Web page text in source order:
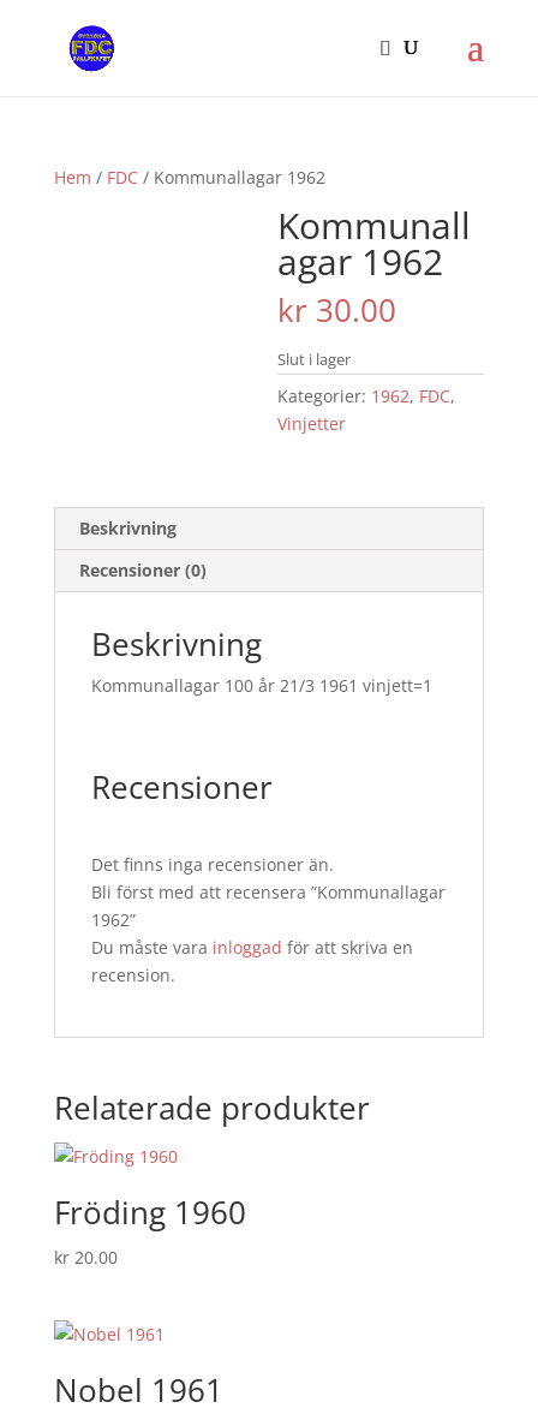
Hem / FDC/ Kommunallagar 1962
Kommunall
agar 1962
kr 30.00
Slut i lager
Kategorier: 1962, FDC,
Vinjetter
Beskrivning
Recensioner (0)
Beskrivning
Kommunallagar 100 år 21/3 1961 vinjett=1
Recensioner
Det finns inga recensioner än.
Bli först med att recensera ”Kommunallagar
1962”
Du måste vara inloggad för att skriva en
recension.
Relaterade produkter
Fröding 1960
kr20.00
Nobel 1961